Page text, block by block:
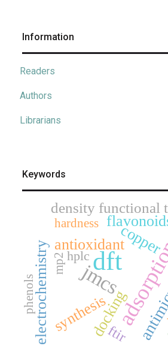
Information
Readers
Authors
Librarians
Keywords
dft
jmcs
copper
antioxidant
electrochemistry docking
density functional
synthesisftir
hplc
hardness
mp2
phenols